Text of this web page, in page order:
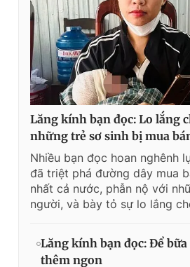
Lăng kính bạn đọc: Lo lắng
những trẻ sơ sinh bị mua
Nhiều bạn đọc hoan nghênh
đã triệt phá đường dây mua
nhất cả nước, phẫn nộ với
người, và bày tỏ sự lo lắng
Lăng kính bạn đọc: Để
thêm ngon